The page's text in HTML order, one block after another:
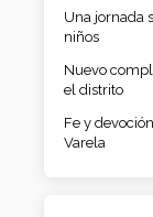
Una jornada
niños
Nuevo
el distrito
Fe y
Varela